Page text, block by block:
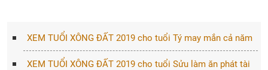
XEM TUỔI XÔNG ĐẤT 2019 cho tuổi Tý may mắn cả năm
XEM TUỔI XÔNG ĐẤT 2019 cho tuổi Sửu làm ăn phát tài